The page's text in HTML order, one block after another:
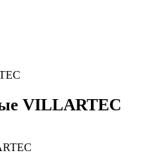
VILLARTEC